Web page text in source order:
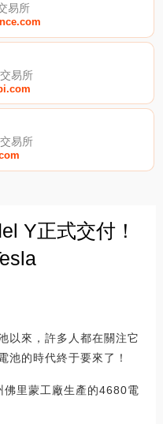
易所
易所
易所
Y正式交付！
以來，許多人都在關注它
池的時代終于要來了！
佛里蒙工廠生產的4680電